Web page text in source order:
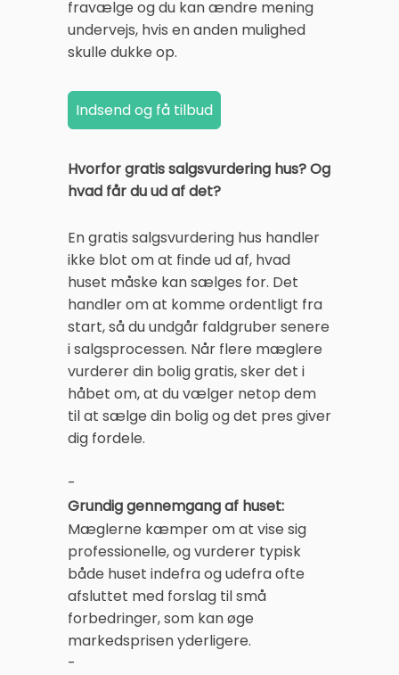
fravælge og du kan ændre mening
undervejs, hvis en anden mulighed
skulle dukke op.
Hvorfor gratis salgsvurdering hus? Og
hvad får du ud af det?
En gratis salgsvurdering hus handler
ikke blot om at finde ud af, hvad
huset måske kan sælges for. Det
handler om at komme ordentligt fra
start, så du undgår faldgruber senere
i salgsprocessen. Når flere mæglere
vurderer din bolig gratis, sker det i
håbet om, at du vælger netop dem
til at sælge din bolig og det pres giver
dig fordele.
-
Grundig gennemgang af huset:
Mæglerne kæmper om at vise sig
professionelle, og vurderer typisk
både huset indefra og udefra ofte
afsluttet med forslag til små
forbedringer, som kan øge
markedsprisen yderligere.
-